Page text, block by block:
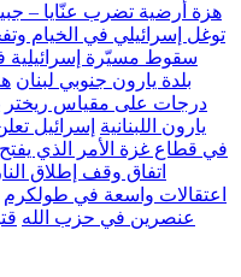
هزة أرضية تضرب عنّايا – جبيل بقوّة 2.8 درجات على
توغل إسرائيلي في الخيام
سقوط مسيّرة إسرائيلية
بلدة يارون جنوبي لبنان
درجات على مقياس ريختر
يارون اللبنانية إسرائيل
في قطاع غزة الأمر الذي يفتح
اتفاق وقف إطلاق النار
اعتقالات واسعة في طولكرم
عنصرين في حزب الله